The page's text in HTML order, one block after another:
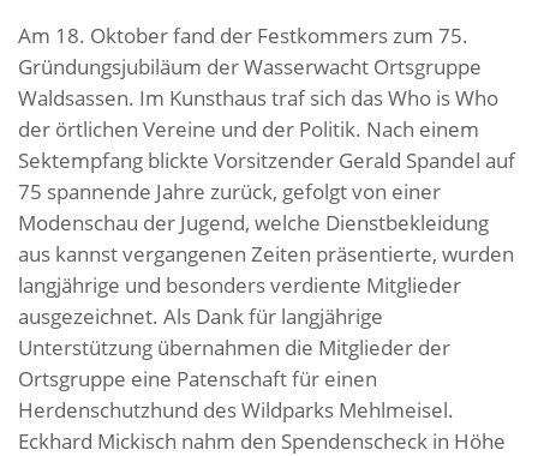
Am 18. Oktober fand der Festkommers zum 75.
Gründungsjubiläum der Wasserwacht Ortsgruppe
Waldsassen. Im Kunsthaus traf sich das Who is Who
der örtlichen Vereine und der Politik. Nach einem
Sektempfang blickte Vorsitzender Gerald Spandel auf
75 spannende Jahre zurück, gefolgt von einer
Modenschau der Jugend, welche Dienstbekleidung
aus kannst vergangenen Zeiten präsentierte, wurden
langjährige und besonders verdiente Mitglieder
ausgezeichnet. Als Dank für langjährige
Unterstützung übernahmen die Mitglieder der
Ortsgruppe eine Patenschaft für einen
Herdenschutzhund des Wildparks Mehlmeisel.
Eckhard Mickisch nahm den Spendenscheck in Höhe